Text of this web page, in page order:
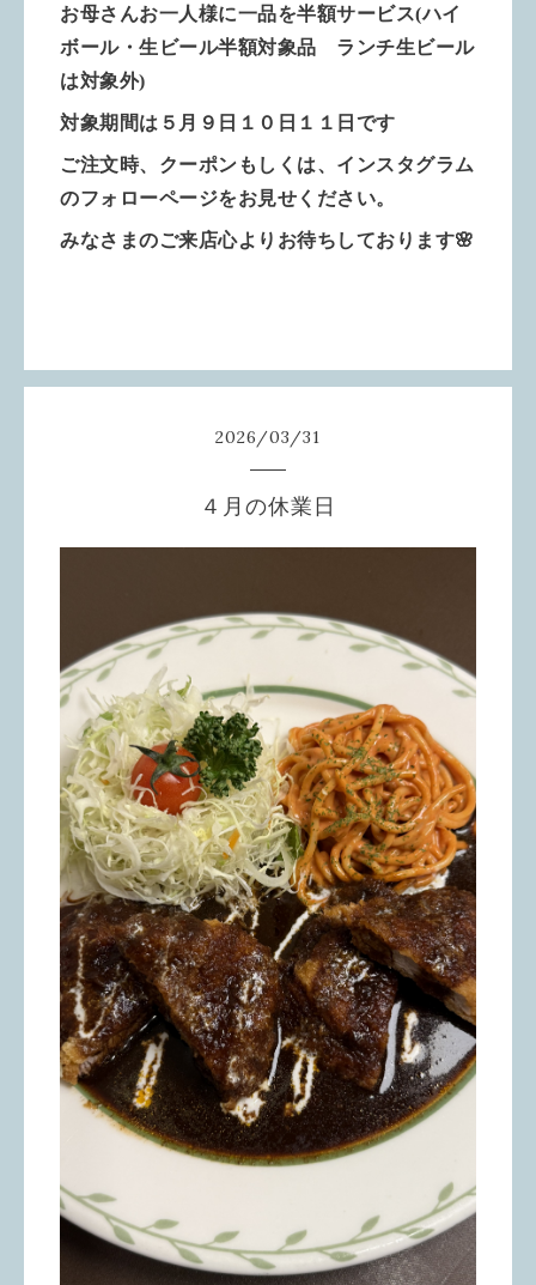
お母さんお一人様に一品を半額サービス(ハイ
ボール・生ビール半額対象品 ランチ生ビール
は対象外)
対象期間は５月９日１０日１１日です
ご注文時、クーポンもしくは、インスタグラム
のフォローページをお見せください。
みなさまのご来店心よりお待ちしております🌸
2026/03/31
４月の休業日